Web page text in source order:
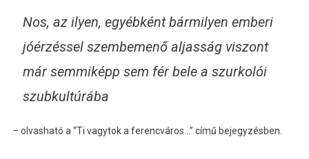
Nos, az ilyen, egyébként bármilyen emberi
jóérzéssel szembemenő aljasság viszont
már semmiképp sem fér bele a szurkolói
szubkultúrába
– olvasható a “Ti vagytok a ferencváros…” című bejegyzésben.